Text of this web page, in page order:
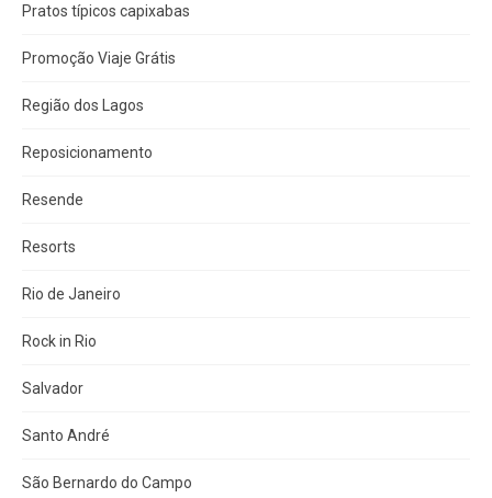
Pratos típicos capixabas
Promoção Viaje Grátis
Região dos Lagos
Reposicionamento
Resende
Resorts
Rio de Janeiro
Rock in Rio
Salvador
Santo André
São Bernardo do Campo